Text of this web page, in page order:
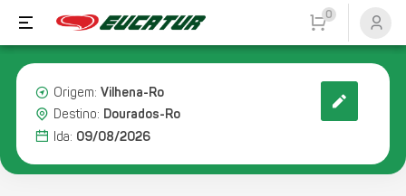
0
Origem: Vilhena-Ro
Destino: Dourados-Ro
Ida: 09/08/2026